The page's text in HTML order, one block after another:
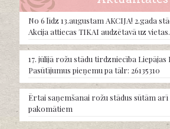
chosen
on
product
page
No 6 līdz 13.augustam AKCIJA! 2.gada
Akcija attiecas TIKAI audzētavā uz vietas.
17. jūlijā rožu stādu tirdzniecība
Pasūtījumus pieņemu pa tālr: 26135310
Ērtai saņemšanai rožu stādus sūtām
pakomātiem